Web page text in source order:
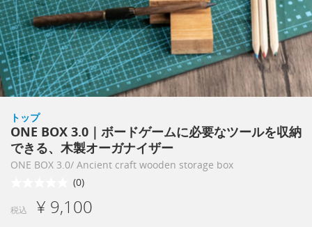
トップ
ONE BOX 3.0｜ボードゲームに必要なツールを収納
できる、木製オーガナイザー
ONE BOX 3.0/ Ancient craft wooden storage box
(0)
税込 ¥ 9,100